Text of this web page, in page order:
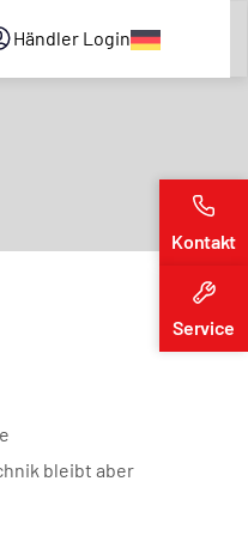
Händler Login
bleibt aber
Kontakt
Service